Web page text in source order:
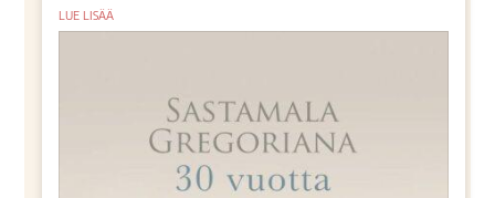
LUE LISÄÄ